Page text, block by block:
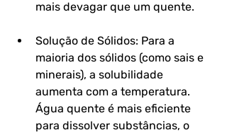
mais devagar que um quente.
Solução de Sólidos: Para a
maioria dos sólidos (como sais e
minerais), a solubilidade
aumenta com a temperatura.
Água quente é mais eficiente
para dissolver substâncias, o